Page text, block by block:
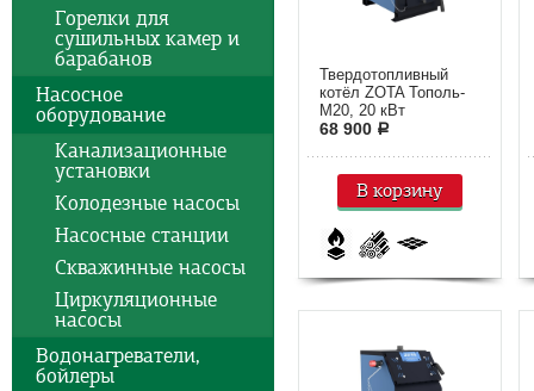
Твердотопливный
котёл ZOTA Тополь-
М20, 20 кВт
68 900 a
В корзину
Горелки для
сушильных камер и
барабанов
Насосное
оборудование
Канализационные
установки
Колодезные насосы
Насосные станции
Скважинные насосы
Циркуляционные
насосы
Водонагреватели,
бойлеры